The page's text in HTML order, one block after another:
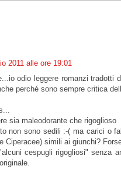
2011 alle ore 19:01
odio leggere romanzi tradotti
perché sono sempre critica
sia maleodorante che rigoglioso
non sono sedili :-( ma carici o
Ciperacee) simili ai giunchi?
cespugli rigogliosi" senza